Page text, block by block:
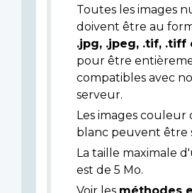
Toutes les images
doivent être au
.jpg, .jpeg, .tif, .tiff
pour être
compatibles avec
serveur.
Les images couleur
blanc peuvent être
La taille maximale
est de 5 Mo.